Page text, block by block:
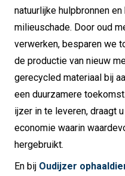
natuurlijke hulpbronnen
milieuschade. Door oud
verwerken, besparen we
de productie van nieuw
gerecycled materiaal bij
een duurzamere
ijzer in te leveren, draagt
economie waarin
hergebruikt.
En bij Oudijzer